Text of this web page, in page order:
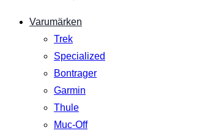
Varumärken
Trek
Specialized
Bontrager
Garmin
Thule
Muc-Off